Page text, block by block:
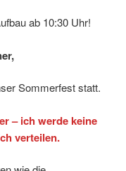
ab 10:30 Uhr!
Sommerfest statt.
– ich werde keine
verteilen.